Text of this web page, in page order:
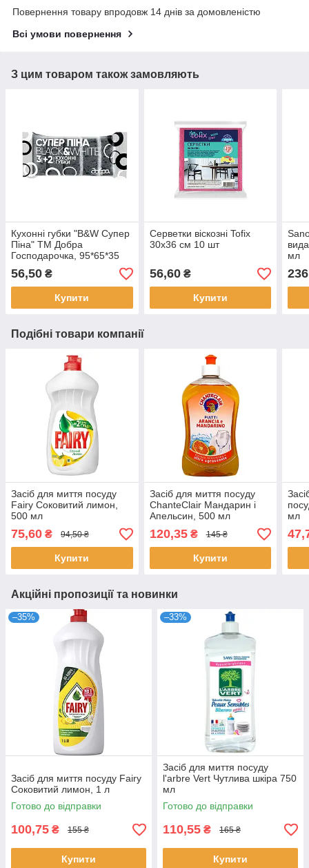
Повернення товару впродовж 14 днів за домовленістю
Всі умови повернення
З цим товаром також замовляють
Кухонні губки "B&W Супер
Піна" ТМ Добра
Господарочка, 95*65*35
мм, 5 шт
56,50 ₴
Купити
Серветки віскозні Tofix
30х36 см 10 шт
56,60₴
Купити
мл
Подібні товари компанії
Засіб для миття посуду
Fairy Соковитий лимон,
500 мл
75,60 ₴ 94,50 ₴
Купити
Засіб для миття посуду
ChanteClair Мандарин і
Апельсин, 500 мл
120,35₴ 145 ₴
Купити
мл
Акційні пропозиції та новинки
–35%
Засіб для миття посуду Fairy
Соковитий лимон, 1 л
Готово до відправки
100,75 ₴ 155 ₴
Купити
–33%
Засіб для миття посуду
l'arbre Vert Чутлива шкіра 750
мл
Готово до відправки
110,55 ₴ 165 ₴
Купити